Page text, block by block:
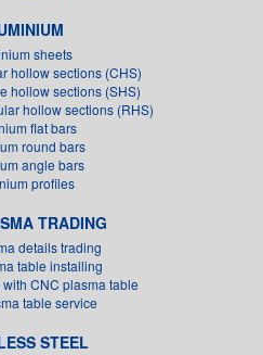
sheets
hollow sections (CHS)
hollow sections (SHS)
hollow sections (RHS)
flat bars
round bars
angle bars
profiles
TRADING
details trading
table installing
CNC plasma table
table service
STEEL